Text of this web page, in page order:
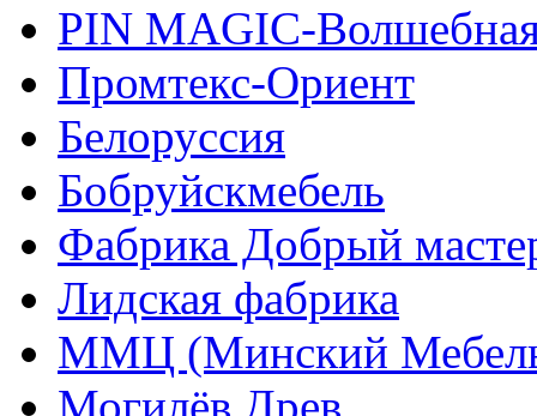
PIN MAGIС-
Промтекс-Ориент
Белоруссия
Бобруйскмебель
Фабрика Добрый
Лидская фабрика
ММЦ (Минский
Могилёв Древ